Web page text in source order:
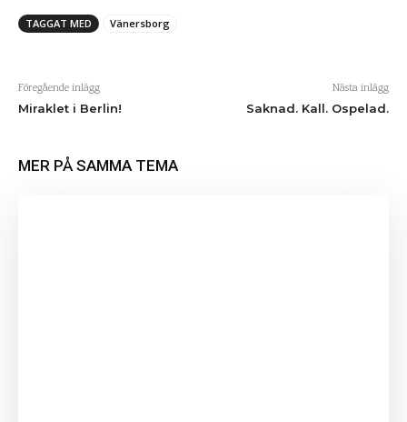
TAGGAT MED Vänersborg
Föregående inlägg
Miraklet i Berlin!
Nästa inlägg
Saknad. Kall. Ospelad.
MER PÅ SAMMA TEMA